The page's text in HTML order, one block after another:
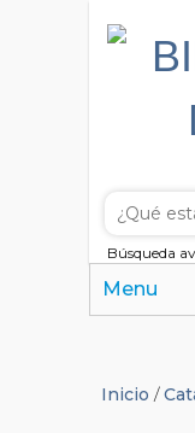
Búsqueda
Menu
Inicio /